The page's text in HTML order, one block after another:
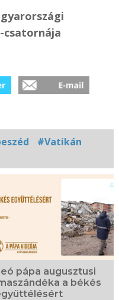
csatornája
#Vatikán
pápa augusztusi
a békés